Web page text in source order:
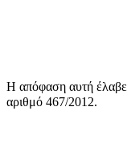
Η απόφαση αυτή έλαβε
αριθμό 467/2012.